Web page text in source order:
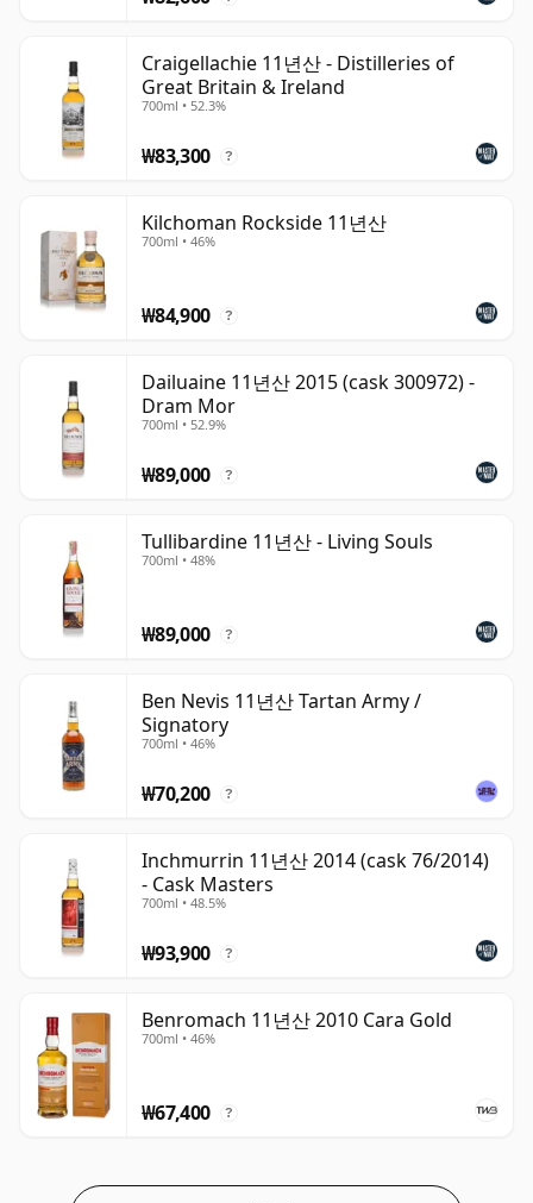
Craigellachie 11년산 - Distilleries of
Great Britain & Ireland
700ml • 52.3%
₩83,300 ?
Kilchoman Rockside 11년산
700ml • 46%
₩84,900 ?
Dailuaine 11년산 2015 (cask 300972) -
Dram Mor
700ml • 52.9%
₩89,000 ?
Tullibardine 11년산 - Living Souls
700ml • 48%
₩89,000 ?
Ben Nevis 11년산 Tartan Army /
Signatory
700ml • 46%
₩70,200 ?
Inchmurrin 11년산 2014 (cask 76/2014)
- Cask Masters
700ml • 48.5%
₩93,900 ?
Benromach 11년산 2010 Cara Gold
700ml • 46%
₩67,400 ?